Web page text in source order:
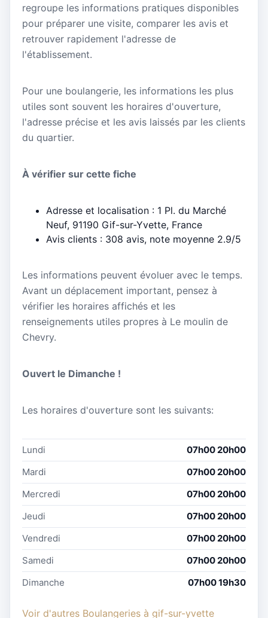
regroupe les informations pratiques disponibles
pour préparer une visite, comparer les avis et
retrouver rapidement l'adresse de
l'établissement.
Pour une boulangerie, les informations les plus
utiles sont souvent les horaires d'ouverture,
l'adresse précise et les avis laissés par les clients
du quartier.
À vérifier sur cette fiche
Adresse et localisation : 1 Pl. du Marché
Neuf, 91190 Gif-sur-Yvette, France
Avis clients : 308 avis, note moyenne 2.9/5
Les informations peuvent évoluer avec le temps.
Avant un déplacement important, pensez à
vérifier les horaires affichés et les
renseignements utiles propres à Le moulin de
Chevry.
Ouvert le Dimanche !
Les horaires d'ouverture sont les suivants:
Lundi
07h00 20h00
Mardi
07h00 20h00
Mercredi
07h00 20h00
Jeudi
07h00 20h00
Vendredi
07h00 20h00
Samedi
07h00 20h00
Dimanche
07h00 19h30
Voir d'autres Boulangeries à gif-sur-yvette